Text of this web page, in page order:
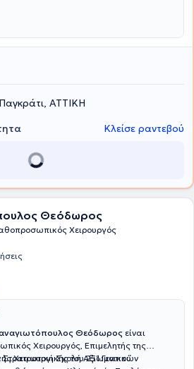
ΑΤΤΙΚΗ
Κλείσε ραντεβού
Θεόδωρος
Χειρουργός
Θεόδωρος είναι
Χειρουργός, Επιμελητής της
Χειρουργικής του 251 Γενικού
Στρατιωτική Σχολή Αξιωματικών